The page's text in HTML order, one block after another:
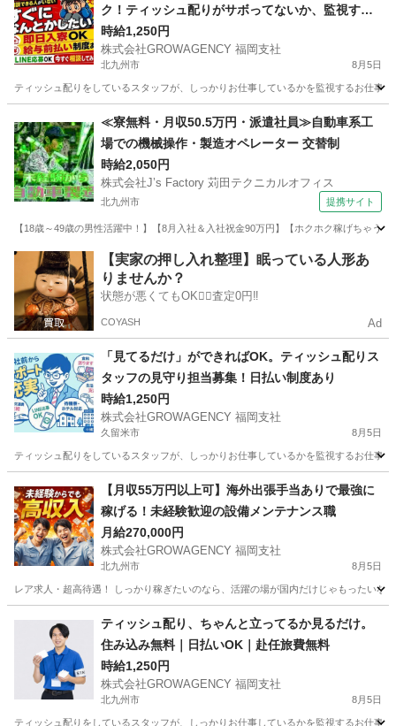
ク！ティッシュ配りがサボってないか、監視する
お仕事。
時給1,250円
株式会社GROWAGENCY 福岡支社
北九州市 8月5日
ティッシュ配りをしているスタッフが、しっかりお仕事しているかを監視するお仕事
その他 ティッシュ
≪寮無料・月収50.5万円・派遣社員≫自動車系工
場での機械操作・製造オペレーター 交替制
時給2,050円
株式会社J’s Factory 苅田テクニカルオフィス
北九州市 提携サイト
【18歳～49歳の男性活躍中！】【8月入社＆入社祝金90万円】【ホクホク稼げちゃ
福岡 北九州市 その他
【実家の押し入れ整理】眠っている人形あ
りませんか？
状態が悪くてもOK🙆‍♀️査定0円‼️
COYASH Ad
「見てるだけ」ができればOK。ティッシュ配りス
タッフの見守り担当募集！日払い制度あり
時給1,250円
株式会社GROWAGENCY 福岡支社
久留米市 8月5日
ティッシュ配りをしているスタッフが、しっかりお仕事しているかを監視するお仕事
その他 スタッフ
【月収55万円以上可】海外出張手当ありで最強に
稼げる！未経験歓迎の設備メンテナンス職
月給270,000円
株式会社GROWAGENCY 福岡支社
北九州市 8月5日
レア求人・超高待遇！ しっかり稼ぎたいのなら、活躍の場が国内だけじゃもったい
海外出張
ティッシュ配り、ちゃんと立ってるか見るだけ。
住み込み無料｜日払いOK｜赴任旅費無料
時給1,250円
株式会社GROWAGENCY 福岡支社
北九州市 8月5日
ティッシュ配りをしているスタッフが、しっかりお仕事しているかを監視するお仕事